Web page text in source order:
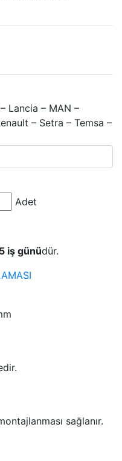
Lancia – MAN –
– Setra – Temsa –
Adet
5 iş günüdür.
(H) : 36 mm
Malzemedir.
sağlanır.